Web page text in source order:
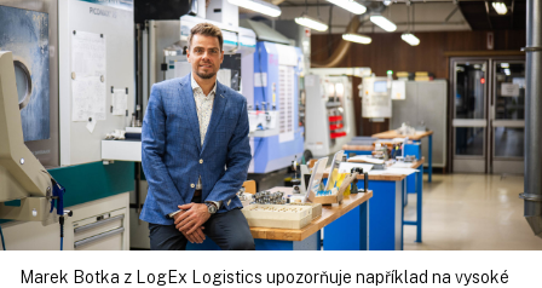
Marek Botka z LogEx Logistics upozorňuje například na vysoké